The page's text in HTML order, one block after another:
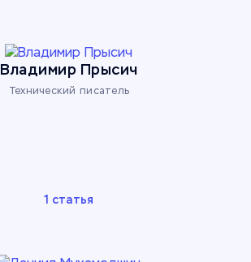
Владимир Прысич
Технический писатель
1 статья